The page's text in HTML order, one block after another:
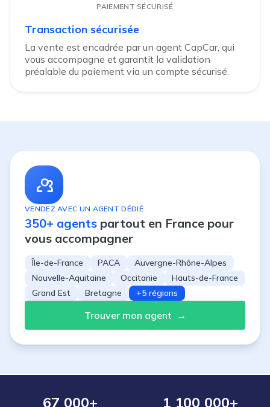
PAIEMENT SÉCURISÉ
Transaction sécurisée
La vente est encadrée par un agent CapCar, qui
vous accompagne et garantit la validation
préalable du paiement via un compte sécurisé.
VENDEZ AVEC UN AGENT DÉDIÉ
350+ agents partout en France pour
vous accompagner
Île-de-France PACA
Auvergne-Rhône-Alpes
Nouvelle-Aquitaine
Occitanie
Hauts-de-France
Grand Est
Bretagne +5 régions
Trouver mon agent →
67 000+ 1 100 000+